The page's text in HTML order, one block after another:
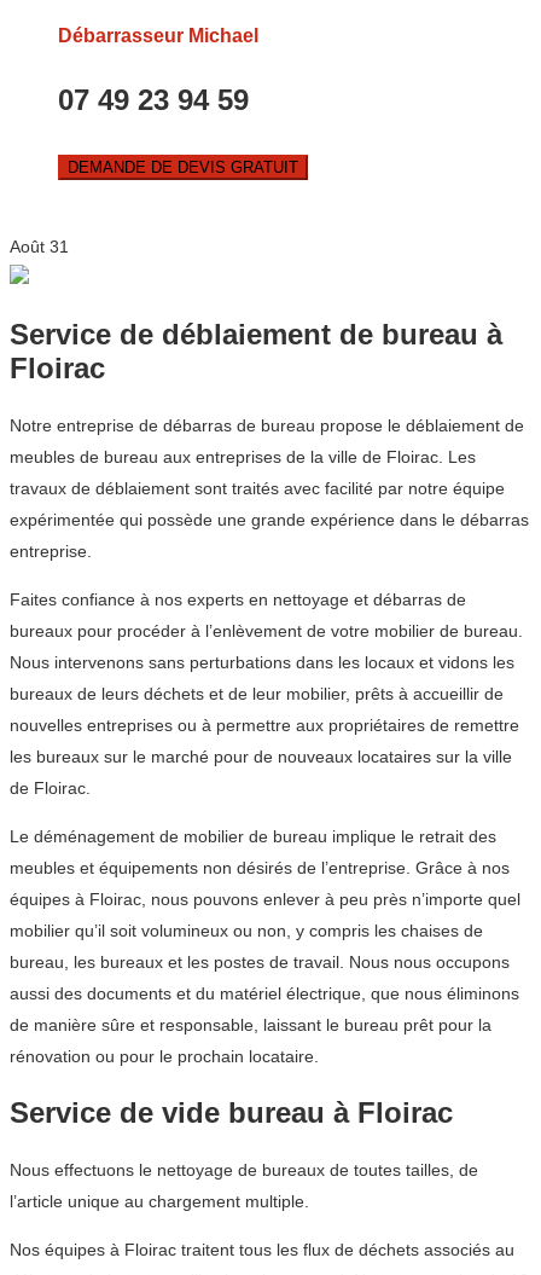
Débarrasseur Michael
07 49 23 94 59
DEMANDE DE DEVIS GRATUIT
Août 31
Service de déblaiement de bureau à
Floirac
Notre entreprise de débarras de bureau propose le déblaiement de
meubles de bureau aux entreprises de la ville de Floirac. Les
travaux de déblaiement sont traités avec facilité par notre équipe
expérimentée qui possède une grande expérience dans le débarras
entreprise.
Faites confiance à nos experts en nettoyage et débarras de
bureaux pour procéder à l’enlèvement de votre mobilier de bureau.
Nous intervenons sans perturbations dans les locaux et vidons les
bureaux de leurs déchets et de leur mobilier, prêts à accueillir de
nouvelles entreprises ou à permettre aux propriétaires de remettre
les bureaux sur le marché pour de nouveaux locataires sur la ville
de Floirac.
Le déménagement de mobilier de bureau implique le retrait des
meubles et équipements non désirés de l’entreprise. Grâce à nos
équipes à Floirac, nous pouvons enlever à peu près n’importe quel
mobilier qu’il soit volumineux ou non, y compris les chaises de
bureau, les bureaux et les postes de travail. Nous nous occupons
aussi des documents et du matériel électrique, que nous éliminons
de manière sûre et responsable, laissant le bureau prêt pour la
rénovation ou pour le prochain locataire.
Service de vide bureau à Floirac
Nous effectuons le nettoyage de bureaux de toutes tailles, de
l’article unique au chargement multiple.
Nos équipes à Floirac traitent tous les flux de déchets associés au